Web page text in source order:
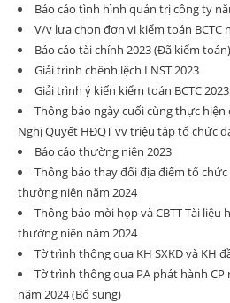
Báo cáo tình hình quản trị công ty
V/v lựa chọn đơn vị kiểm toán BCTC
Báo cáo tài chính 2023 (Đã kiểm toán)
Giải trình chênh lệch LNST 2023
Giải trình ý kiến kiểm toán BCTC 2023
Thông báo ngày cuối cùng thực
Nghị Quyết HĐQT vv triệu tập tổ chức
Báo cáo thường niên 2023
Thông báo thay đổi địa điểm tổ
thường niên năm 2024
Thông báo mời họp và CBTT Tài
thường niên năm 2024
Tờ trình thông qua KH SXKD và KH
Tờ trình thông qua PA phát hành CP
năm 2024 (Bổ sung)